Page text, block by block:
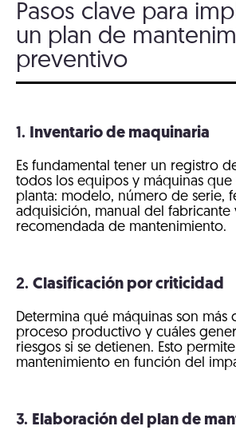
Pasos clave para
un plan de
preventivo
1. Inventario de maquinaria
Es fundamental tener un registro
todos los equipos y máquinas que
planta: modelo, número de serie,
adquisición, manual del fabricante
recomendada de mantenimiento.
2. Clasificación por criticidad
Determina qué máquinas son más
proceso productivo y cuáles
riesgos si se detienen. Esto
mantenimiento en función del
3. Elaboración del plan de